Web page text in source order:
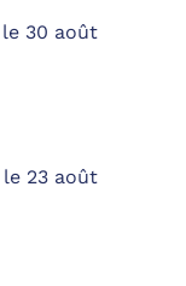
30 août
23 août